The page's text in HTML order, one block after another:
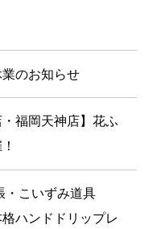
のお知らせ
・福岡天神店】花ふ
・こいずみ道具
ンドドリップレ